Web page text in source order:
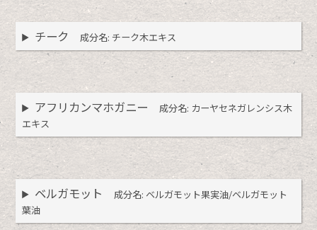
チーク 成分名: チーク木エキス
アフリカンマホガニー
成分名: カーヤセネガレンシス木
エキス
ベルガモット
成分名: ベルガモット果実油/ベルガモット
葉油